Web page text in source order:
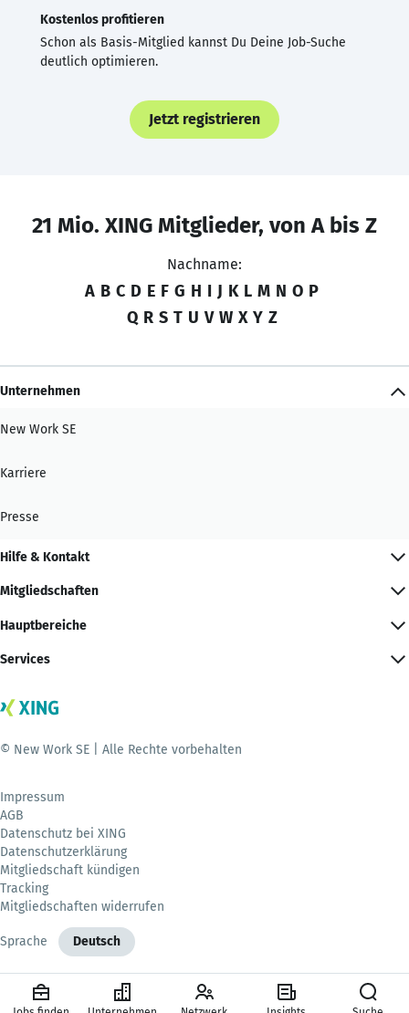
Kostenlos profitieren
Schon als Basis-Mitglied kannst Du Deine Job-Suche
deutlich optimieren.
Jetzt registrieren
21 Mio. XING Mitglieder, von A bis Z
Nachname:
A B C D E F G H I J K L M N O P
Q R S T U V W X Y Z
Unternehmen
New Work SE
Karriere
Presse
Hilfe & Kontakt
Mitgliedschaften
Hauptbereiche
Services
© New Work SE | Alle Rechte vorbehalten
Impressum
AGB
Datenschutz bei XING
Datenschutzerklärung
Mitgliedschaft kündigen
Tracking
Mitgliedschaften widerrufen
Sprache Deutsch